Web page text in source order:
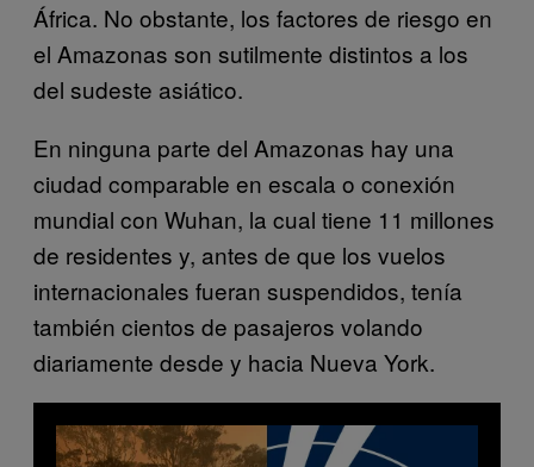
África. No obstante, los factores de riesgo en
el Amazonas son sutilmente distintos a los
del sudeste asiático.
En ninguna parte del Amazonas hay una
ciudad comparable en escala o conexión
mundial con Wuhan, la cual tiene 11 millones
de residentes y, antes de que los vuelos
internacionales fueran suspendidos, tenía
también cientos de pasajeros volando
diariamente desde y hacia Nueva York.